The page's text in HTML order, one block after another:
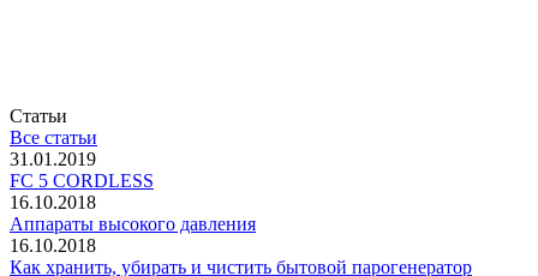
Статьи
Все статьи
31.01.2019
FC 5 CORDLESS
16.10.2018
Аппараты высокого давления
16.10.2018
Как хранить, убирать и чистить бытовой парогенератор